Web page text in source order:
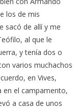
los de mis
sacó de allí y me
al que le
y tenía dos o
varios muchachos
en Vives,
en el campamento,
a casa de unos